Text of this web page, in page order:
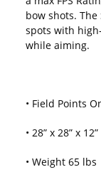
bow shots.
spots with
while aiming.
• Field Points
• 28” x 28” x 12”
• Weight 65 lbs